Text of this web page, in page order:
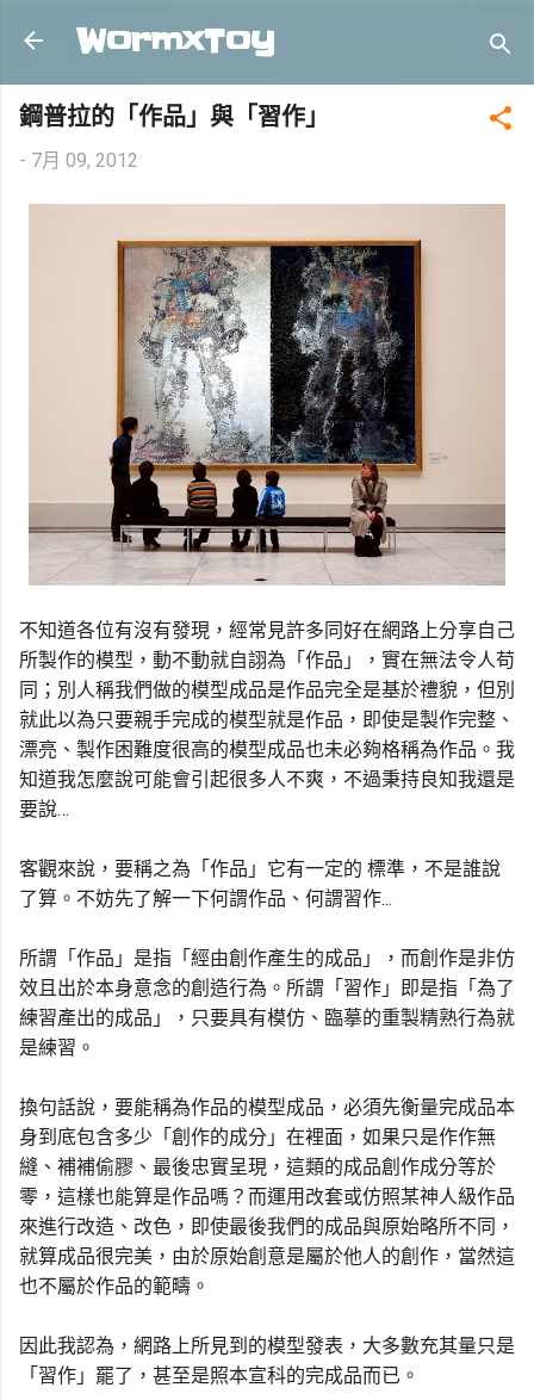
跳到主要內容
WormxToy
鋼普拉的「作品」與「習作」
- 7月 09, 2012
不知道各位有沒有發現，經常見許多同好在網路上分享自己
所製作的模型，動不動就自詡為「作品」，實在無法令人苟
同；別人稱我們做的模型成品是作品完全是基於禮貌，但別
就此以為只要親手完成的模型就是作品，即使是製作完整、
漂亮、製作困難度很高的模型成品也未必夠格稱為作品。我
知道我怎麼說可能會引起很多人不爽，不過秉持良知我還是
要說…
客觀來說，要稱之為「作品」它有一定的 標準，不是誰說
了算。不妨先了解一下何謂作品、何謂習作...
所謂「作品」是指「經由創作產生的成品」，而創作是非仿
效且出於本身意念的創造行為。所謂「習作」即是指「為了
練習產出的成品」，只要具有模仿、臨摹的重製精熟行為就
是練習。
換句話說，要能稱為作品的模型成品，必須先衡量完成品本
身到底包含多少「創作的成分」在裡面，如果只是作作無
縫、補補偷膠、最後忠實呈現，這類的成品創作成分等於
零，這樣也能算是作品嗎？而運用改套或仿照某神人級作品
來進行改造、改色，即使最後我們的成品與原始略所不同，
就算成品很完美，由於原始創意是屬於他人的創作，當然這
也不屬於作品的範疇。
因此我認為，網路上所見到的模型發表，大多數充其量只是
「習作」罷了，甚至是照本宣科的完成品而已。